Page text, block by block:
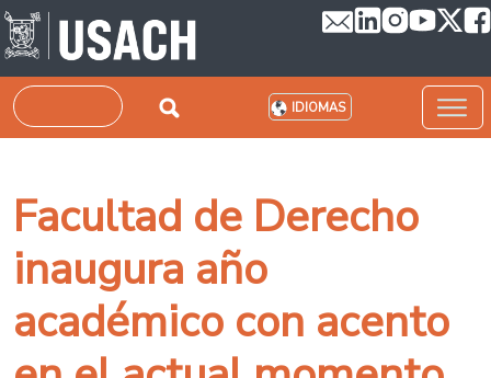
Pasar al contenido principal
Buscar IDIOMAS
Facultad de Derecho
inaugura año
académico con acento